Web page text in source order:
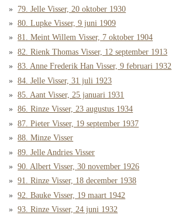
79. Jelle Visser, 20 oktober 1930
80. Lupke Visser, 9 juni 1909
81. Meint Willem Visser, 7 oktober 1904
82. Rienk Thomas Visser, 12 september 1913
83. Anne Frederik Han Visser, 9 februari 1932
84. Jelle Visser, 31 juli 1923
85. Aant Visser, 25 januari 1931
86. Rinze Visser, 23 augustus 1934
87. Pieter Visser, 19 september 1937
88. Minze Visser
89. Jelle Andries Visser
90. Albert Visser, 30 november 1926
91. Rinze Visser, 18 december 1938
92. Bauke Visser, 19 maart 1942
93. Rinze Visser, 24 juni 1932